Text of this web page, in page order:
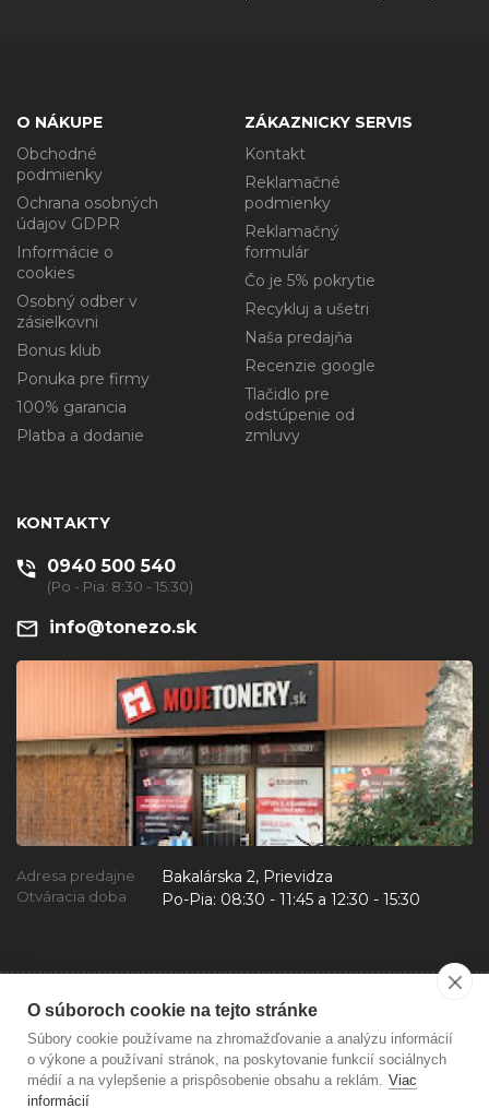
O súboroch cookie na tejto stránke
Súbory cookie používame na zhromažďovanie a analýzu informácií
o výkone a používaní stránok, na poskytovanie funkcií sociálnych
médií a na vylepšenie a prispôsobenie obsahu a reklám. Viac
informácií
O NÁKUPE
Obchodné
podmienky
Ochrana osobných
údajov GDPR
Informácie o
cookies
Osobný odber v
zásielkovni
Bonus klub
Ponuka pre firmy
100% garancia
Platba a dodanie
ZÁKAZNICKY SERVIS
Kontakt
Reklamačné
podmienky
Reklamačný
formulár
Čo je 5% pokrytie
Recykluj a ušetri
Naša predajňa
Recenzie google
Tlačidlo pre
odstúpenie od
zmluvy
KONTAKTY
0940 500 540
(Po - Pia: 8:30 - 15:30)
info@tonezo.sk
Adresa predajne Bakalárska 2, Prievidza
Otváracia doba Po-Pia: 08:30 - 11:45 a 12:30 - 15:30